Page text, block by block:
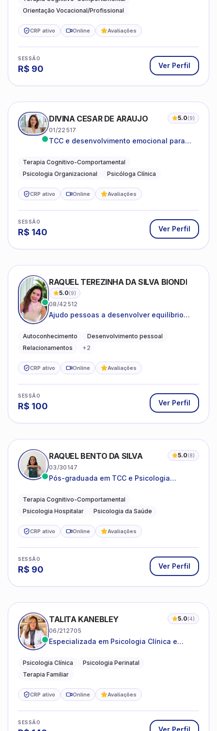
Orientação Vocacional/Profissional
CRP ativo Online Avaliações
SESSÃO
R$ 90 Ver Perfil
DIVINA CESAR DE ARAUJO 5.0(9)
01/22517
TCC e desenvolvimento emocional para
Terapia Cognitivo-Comportamental
Psicologia Organizacional
Psicóloga Clínica
CRP ativo Online Avaliações
SESSÃO
R$ 140 Ver Perfil
RAQUEL TEREZINHA DA SILVA BIONDI
5.0(9)
08/42512
Ajudo pessoas a desenvolver equilíbrio
Autoconhecimento
Desenvolvimento pessoal
Relacionamentos
+2
CRP ativo Online Avaliações
SESSÃO
R$ 100 Ver Perfil
RAQUEL BENTO DA SILVA 5.0(8)
03/30147
Pós-graduada em TCC e Psicologia
Terapia Cognitivo-Comportamental
Psicologia Hospitalar
Psicologia da Saúde
CRP ativo Online Avaliações
SESSÃO
R$ 90 Ver Perfil
TALITA KANEBLEY 5.0(4)
06/212705
Especializada em Psicologia Clínica e
famílias
Psicologia Clínica
Psicologia Perinatal
Terapia Familiar
CRP ativo Online Avaliações
SESSÃO
Ver Perfil